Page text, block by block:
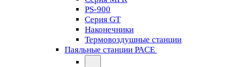
PS-900
Серия GT
Наконечники
Термовоздушные станции
Паяльные станции PACE